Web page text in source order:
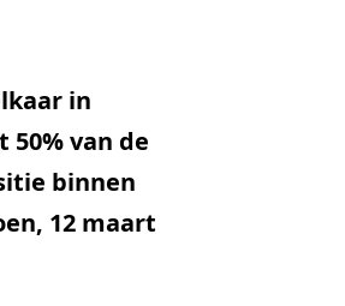
in
van de
binnen
12 maart